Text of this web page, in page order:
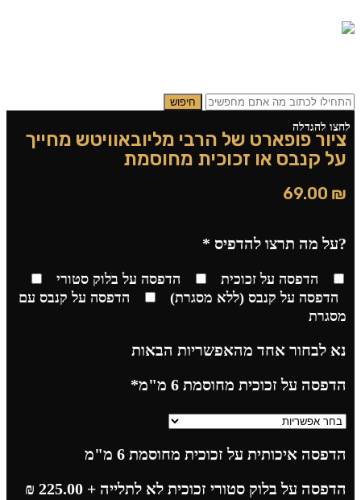
חיפוש
ציור פופארט של הרבי מליובאוויטש מחייך
על קנבס או זכוכית מחוסמת
69.00 ₪
?על מה תרצו להדפיס *
הדפסה על זכוכית
הדפסה על בלוק סטורי
הדפסה על קנבס (ללא מסגרת)
הדפסה על קנבס עם
מסגרת
נא לבחור אחד מהאפשריות הבאות
הדפסה על זכוכית מחוסמת 6 מ"מ
*
הדפסה איכותית על זכוכית מחוסמת 6 מ"מ
הדפסה על בלוק סטורי זכוכית לא לתלייה + 225.00
₪
לחצו להגדלה